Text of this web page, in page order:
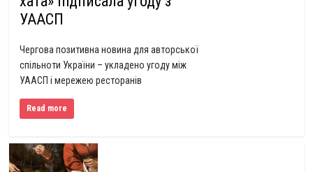
УААСП
Чергова позитивна новина для авторської
спільноти України – укладено угоду між
УААСП і мережею ресторанів
Read more